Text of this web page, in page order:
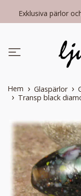
Exklusiva pärlor
Hem Glaspärlor
Transp black